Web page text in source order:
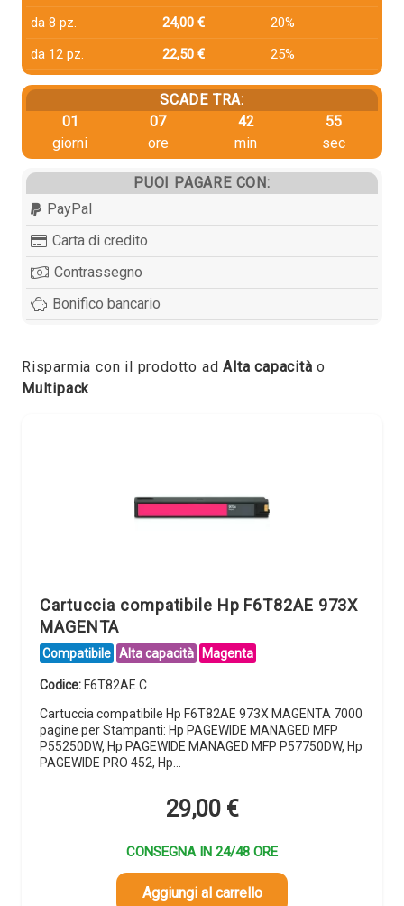
da 8 pz.
24,00 €
20%
da 12 pz.
22,50 € 25%
SCADE TRA:
01
giorni
07
ore
42
min
55
sec
PUOI PAGARE CON:
PayPal
Carta di credito
Contrassegno
Bonifico bancario
Risparmia con il prodotto adAlta capacità o
Multipack
Cartuccia compatibile Hp F6T82AE 973X
MAGENTA
Compatibile Alta capacità Magenta
Codice: F6T82AE.C
Cartuccia compatibile Hp F6T82AE 973X MAGENTA 7000
pagine per Stampanti: Hp PAGEWIDE MANAGED MFP
P55250DW, Hp PAGEWIDE MANAGED MFP P57750DW, Hp
PAGEWIDE PRO 452, Hp…
29,00 €
CONSEGNA IN 24/48 ORE
Aggiungi al carrello